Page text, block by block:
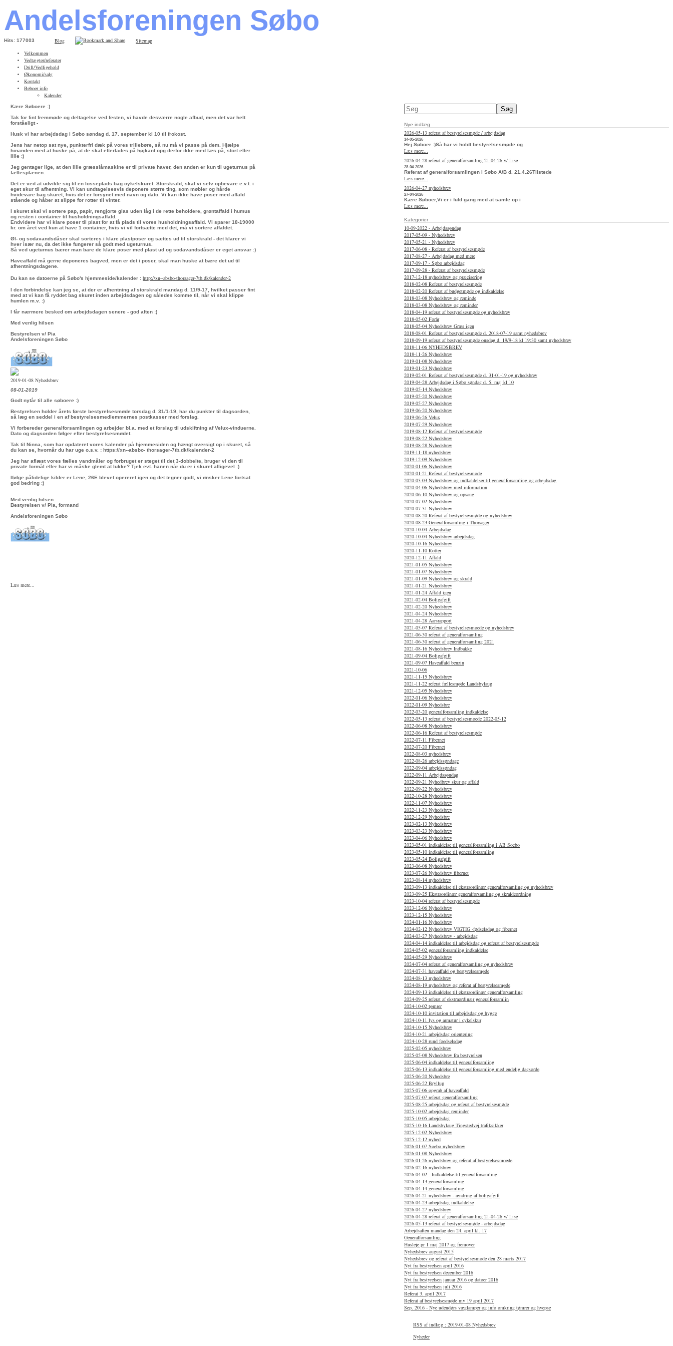
Andelsforeningen Søbo
Hits: 177003 Blog
Sitemap
Velkommen
Vedtægter/referater
Drift/Vedligehold
Økonomi/salg
Kontakt
Beboer info
Kalender
Kære Søboere :)
Tak for fint fremmøde og deltagelse ved festen, vi havde desværre nogle afbud, men det var helt
forståeligt -
Husk vi har arbejdsdag i Søbo søndag d. 17. september kl 10 til frokost.
Jens har netop sat nye, punkterfri dæk på vores trillebøre, så nu må vi passe på dem. Hjælpe
hinanden med at huske på, at de skal efterlades på højkant opg derfor ikke med læs på, stort eller
lille :)
Jeg gentager lige, at den lille græsslåmaskine er til private haver, den anden er kun til ugeturnus på
fællesplænen.
Det er ved at udvikle sig til en losseplads bag cykelskuret. Storskrald, skal vi selv opbevare e.v.t. i
eget skur til afhentning. Vi kan undtagelsesvis deponere større ting, som møbler og hårde
hvidevare bag skuret, hvis det er forsynet med navn og dato. Vi kan ikke have poser med affald
stående og håber at slippe for rotter til vinter.
I skuret skal vi sortere pap, papir, rengjorte glas uden låg i de rette beholdere, grøntaffald i humus
og resten i container til husholdningsaffald.
Endvidere har vi klare poser til plast for at få plads til vores husholdningsaffald. Vi sparer 18-19000
kr. om året ved kun at have 1 container, hvis vi vil fortsætte med det, må vi sortere affaldet.
Øl- og sodavandsdåser skal sorteres i klare plastposer og sættes ud til storskrald - det klarer vi
hver især nu, da det ikke fungerer så godt med ugeturnus.
Så ved ugeturnus bærer man bare de klare poser med plast ud og sodavandsdåser er eget ansvar :)
Haveaffald må gerne deponeres bagved, men er det i poser, skal man huske at bære det ud til
afhentningsdagene.
Du kan se datoerne på Søbo's hjemmeside/kalender : http://xn--absbo-thorsager-7tb.dk/kalender-2
I den forbindelse kan jeg se, at der er afhentning af storskrald mandag d. 11/9-17, hvilket passer fint
med at vi kan få ryddet bag skuret inden arbejdsdagen og således komme til, når vi skal klippe
humlen m.v. :)
I får nærmere besked om arbejdsdagen senere - god aften :)
Med venlig hilsen
Bestyrelsen v/ Pia
Andelsforeningen Søbo
2019-01-08 Nyhedsbrev
08-01-2019
Godt nytår til alle søboere :)
Bestyrelsen holder årets første bestyrelsesmøde torsdag d. 31/1-19, har du punkter til dagsorden,
så læg en seddel i en af bestyrelsesmedlemmernes postkasser med forslag.
Vi forbereder generalforsamlingen og arbejder bl.a. med et forslag til udskiftning af Velux-vinduerne.
Dato og dagsorden følger efter bestyrelsesmødet.
Tak til Ninna, som har opdateret vores kalender på hjemmesiden og hængt oversigt op i skuret, så
du kan se, hvornår du har uge o.s.v. : https://xn--absbo- thorsager-7tb.dk/kalender-2
Jeg har aflæst vores fælles vandmåler og forbruget er steget til det 3-dobbelte, bruger vi den til
private formål eller har vi måske glemt at lukke? Tjek evt. hanen når du er i skuret alligevel :)
Ifølge pålidelige kilder er Lene, 26E blevet opereret igen og det tegner godt, vi ønsker Lene fortsat
god bedring :)
Med venlig hilsen
Bestyrelsen v/ Pia, formand
Andelsforeningen Søbo
Læs mere...
Nye indlæg
2026-05-13 referat af bestyrelsesmøde / arbejdsdag
14-05-2026
Hej Søboer :)Så har vi holdt bestyrelsesmøde og
Læs mere...
2026-04-28 referat af generalforsamling 21-04-26 v/ Lise
28-04-2026
Referat af generalforsamlingen i Søbo A/B d. 21.4.26Tilstede
Læs mere...
2026-04-27 nyhedsbrev
27-04-2026
Kære Søboer,Vi er i fuld gang med at samle op i
Læs mere...
Kategorier
10-09-2022 - Arbejdssøndag
2017-05-09 - Nyhedsbrev
2017-05-21 - Nyhedsbrev
2017-06-08 - Referat af bestyrelsesmøde
2017-08-27 - Arbejdsdag med mere
2017-09-17 - Søbo arbejdsdag
2017-09-28 - Referat af bestyrelsesmøde
2017-12-18 nyhedsbrev og præcisering
2018-02-08 Referat af bestyrelsesmøde
2018-02-20 Referat af budgetmøde og indkaldelse
2018-03-08 Nyhedsbrev og reminde
2018-03-08 Nyhedsbrev og reminder
2018-04-19 referat af bestyrelsesmøde og nyhedsbrev
2018-05-02 Forår
2018-05-04 Nyhedsbrev Græs igen
2018-08-01 Referat af bestyrelsesmøde d. 2018-07-19 samt nyhedsbrev
2018-09-19 referat af bestyrelsesmøde onsdag d. 19/9-18 kl 19:30 samt nyhedsbrev
2018-11-06 NYHEDSBREV
2018-11-26 Nyhedsbrev
2019-01-08 Nyhedsbrev
2019-01-23 Nyhedsbrev
2019-02-01 Referat af bestyrelsesmøde d. 31-01-19 og nyhedsbrev
2019-04-28 Arbejdsdag i Søbo søndag d. 5. maj kl 10
2019-05-14 Nyhedsbrev
2019-05-20 Nyhedsbrev
2019-05-27 Nyhedsbrev
2019-06-20 Nyhedsbrev
2019-06-26 Velux
2019-07-29 Nyhedsbrev
2019-08-12 Referat af bestyrelsesmøde
2019-08-22 Nyhedsbrev
2019-08-28 Nyhedsbrev
2019-11-18 nyhedsbrev
2019-12-09 Nyhedsbrev
2020-01-06 Nyhedsbrev
2020-01-21 Referat af bestyrelsesmode
2020-03-03 Nyhedsbrev og indkaldelser til generalforsamling og arbejdsdag
2020-04-06 Nyhedsbrev med information
2020-06-10 Nyhedsbrev og opsang
2020-07-02 Nyhedsbrev
2020-07-31 Nyhedsbrev
2020-08-20 Referat af bestyrelsesmøde og nyhedsbrev
2020-08-23 Generalforsamling i Thorsager
2020-10-04 Arbejdsdag
2020-10-04 Nyhedsbrev arbejdsdag
2020-10-16 Nyhedsbrev
2020-11-10 Rotter
2020-12-11 Affald
2021-01-05 Nyhedsbrev
2021-01-07 Nyhedsbrev
2021-01-09 Nyhedsbrev og skrald
2021-01-21 Nyhedsbrev
2021-01-24 Affald igen
2021-02-04 Boligafgift
2021-02-20 Nyhedsbrev
2021-04-24 Nyhedsbrev
2021-04-28 Aarsrapport
2021-05-07 Referat af bestyrelsesmoede og nyhedsbrev
2021-06-30 referat af generalforsamling
2021-06-30 referat af generalforsamling 2021
2021-08-16 Nyhedsbrev Indbakke
2021-09-04 Boligafgift
2021-09-07 Haveaffald benzin
2021-10-06
2021-11-15 Nyhedsbrev
2021-11-22 referat fællesmøde Landsbylaug
2021-12-05 Nyhedsbrev
2022-01-06 Nyhedsbrev
2022-01-09 Nyhedsbre
2022-03-20 generalforsamling indkaldelse
2022-05-13 referat af bestyrelsesmoede 2022-05-12
2022-06-08 Nyhedsbrev
2022-06-16 Referat af bestyrelsesmøde
2022-07-11 Fibernet
2022-07-20 Fibernet
2022-08-03 nyhedsbrev
2022-08-26 arbejdssøndage
2022-09-04 arbejdssøndag
2022-09-11 Arbejdssøndag
2022-09-21 Nyhedbrev skur og affald
2022-09-22 Nyhedsbrev
2022-10-28 Nyhedsbrev
2022-11-07 Nyhedsbrev
2022-11-23 Nyhedsbrev
2022-12-29 Nyhedsbre
2023-02-13 Nyhedsbrev
2023-03-23 Nyhedsbrev
2023-04-06 Nyhedsbrev
2023-05-01 indkaldelse til generalforsamling i AB Soebo
2023-05-10 indkaldelse til generalforsamling
2023-05-24 Boligafgift
2023-06-08 Nyhedsbrev
2023-07-26 Nyhedsbrev fibernet
2023-08-14 nyhedsbrev
2023-09-13 indkaldelse til ekstraordinær generalforsamling og nyhedsbrev
2023-09-25 Ekstraordinær generalforsamling og skraldeordning
2023-10-04 referat af bestyrelsesmøde
2023-12-06 Nyhedsbrev
2023-12-15 Nyhedsbrev
2024-01-16 Nyhedsbrev
2024-02-12 Nyhedsbrev VIGTIG -fødselsdag og fibernet
2024-03-27 Nyhedsbrev - arbejdsdag
2024-04-14 indkaldelse til arbejdsdag og referat af bestyrelsesmøde
2024-05-02 generalforsamling indkaldelse
2024-05-29 Nyhedsbrev
2024-07-04 referat af generalforsamling og nyhedsbrev
2024-07-31 haveaffald og bestyrelsesmøde
2024-08-13 nyhedsbrev
2024-08-19 nyhedsbrev og referat af bestyrelsesmøde
2024-09-13 indkaldelse til ekstraordinær generalforsamling
2024-09-25 referat af ekstraordinær generalforsamlin
2024-10-02 tømrer
2024-10-10 invitation til arbejdsdag og hygge
2024-10-11 lys og armatur i cykelskur
2024-10-15 Nyhedsbrev
2024-10-21 arbejdsdag orientering
2024-10-28 rund foedselsdag
2025-02-05 nyhedsbrev
2025-05-08 Nyhedsbrev fra bestyrelsen
2025-06-04 indkaldelse til generalforsamling
2025-06-13 indkaldelse til generalforsamling med endelig dagsorde
2025-06-20 Nyhedsbre
2025-06-22 Bryllup
2025-07-06 opgrab af haveaffald
2025-07-07 referat generalforsamling
2025-08-25 arbejdsdag og referat af bestyrelsesmøde
2025-10-02 arbejdsdag reminder
2025-10-05 arbejdsdag
2025-10-16 Landsbylaug Tingstedvej trafiksikker
2025-12-02 Nyhedsbrev
2025-12-12 nyhed
2026-01-07 Soebo nyhedsbrev
2026-01-08 Nyhedsbrev
2026-01-26 nyhedsbrev og referat af bestyrelsesmoede
2026-02-16 nyhedsbrev
2026-04-02 - Indkaldelse til generalforsamling
2026-04-13 generalforsamling
2026-04-14 generalforsamling
2026-04-21 nyhedsbrev - ændring af boligafgift
2026-04-23 arbejdsdag indkaldelse
2026-04-27 nyhedsbrev
2026-04-28 referat af generalforsamling 21-04-26 v/ Lise
2026-05-13 referat af bestyrelsesmøde - arbejdsdag
Arbejdsaften mandag den 24. april kl. 17
Generalforsamling
Husleje pr 1 maj 2017 og fremover
Nyhedsbrev august 2015
Nyhedsbrev og referat af bestyrelsesmode den 28 marts 2017
Nyt fra bestyrelsen april 2016
Nyt fra bestyrelsen december 2016
Nyt fra bestyrelsen januar 2016 og datoer 2016
Nyt fra bestyrelsen juli 2016
Referat 3. april 2017
Referat af bestyrelsesmøde mv 19 april 2017
Sep. 2016 - Nye udendørs væglamper og info omkring tømrer og hvepse
RSS af indlæg : 2019-01-08 Nyhedsbrev
Nyheder